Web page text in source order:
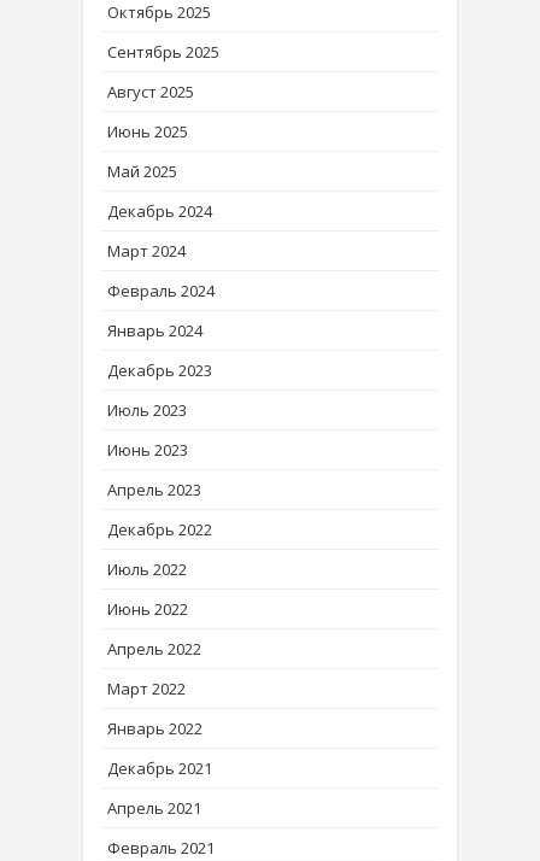
Октябрь 2025
Сентябрь 2025
Август 2025
Июнь 2025
Май 2025
Декабрь 2024
Март 2024
Февраль 2024
Январь 2024
Декабрь 2023
Июль 2023
Июнь 2023
Апрель 2023
Декабрь 2022
Июль 2022
Июнь 2022
Апрель 2022
Март 2022
Январь 2022
Декабрь 2021
Апрель 2021
Февраль 2021